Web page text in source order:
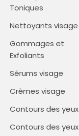
Toniques
Nettoyants visage
Gommages et
Exfoliants
Sérums visage
Crèmes visage
Contours des yeux
Contours des yeux